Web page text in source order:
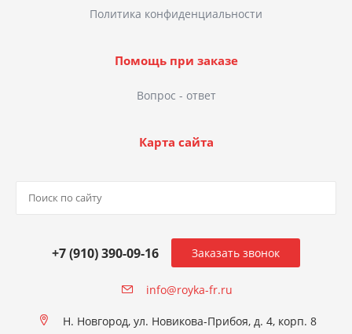
Политика конфиденциальности
Помощь при заказе
Вопрос - ответ
Карта сайта
+7 (910) 390-09-16
info@royka-fr.ru
Заказать звонок
Н. Новгород, ул. Новикова-Прибоя, д. 4, корп. 8